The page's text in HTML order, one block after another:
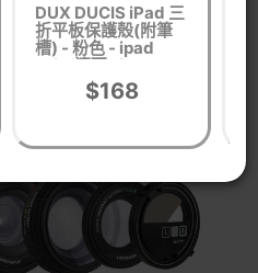
DUX DUCIS iPad 三
折平板保護殼(附筆
槽) - 粉色 - ipad
13in(適配Air 6
2024) | 智慧休眠/喚
醒功能 | 防刮保護 |
$168